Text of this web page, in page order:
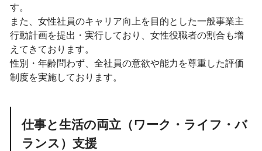
す。
また、女性社員のキャリア向上を目的とした一般事業主
行動計画を提出・実行しており、女性役職者の割合も増
えてきております。
性別・年齢問わず、全社員の意欲や能力を尊重した評価
制度を実施しております。
仕事と生活の両立（ワーク・ライフ・バ
ランス）支援